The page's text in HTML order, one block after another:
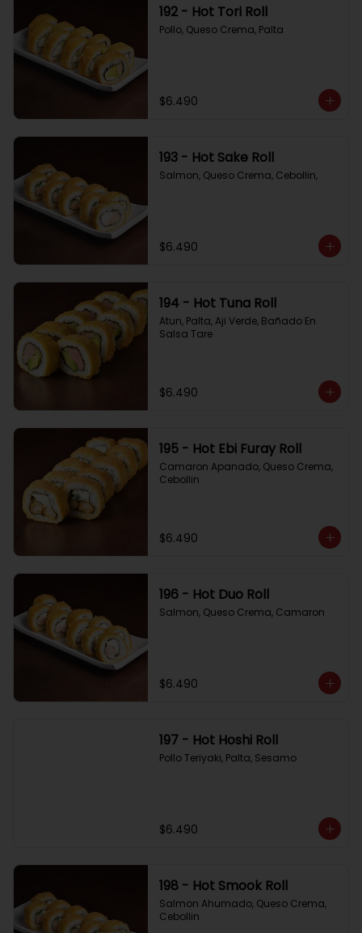
192 - Hot Tori Roll
Pollo, Queso Crema, Palta
$6.490
193 - Hot Sake Roll
Salmon, Queso Crema, Cebollin,
$6.490
194 - Hot Tuna Roll
Atun, Palta, Aji Verde, Bañado En
Salsa Tare
$6.490
195 - Hot Ebi Furay Roll
Camaron Apanado, Queso Crema,
Cebollin
$6.490
196 - Hot Duo Roll
Salmon, Queso Crema, Camaron
$6.490
197 - Hot Hoshi Roll
Pollo Teriyaki, Palta, Sesamo
$6.490
198 - Hot Smook Roll
Salmon Ahumado, Queso Crema,
Cebollin